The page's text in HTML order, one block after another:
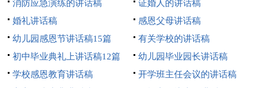
消防应急演练的讲话稿
证婚人的讲话稿
婚礼讲话稿
感恩父母讲话稿
幼儿园感恩节讲话稿15篇
有关学校的讲话稿
初中毕业典礼上讲话稿12篇
幼儿园毕业园长讲话稿
学校感恩教育讲话稿
开学班主任会议的讲话稿